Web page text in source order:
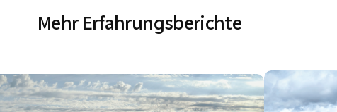
Mehr Erfahrungsberichte